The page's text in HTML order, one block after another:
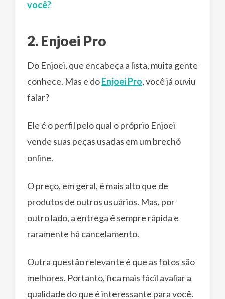
você?
2. Enjoei Pro
Do Enjoei, que encabeça a lista, muita gente
conhece. Mas e doEnjoei Pro, você já ouviu
falar?
Ele é o perfil pelo qual o próprio Enjoei
vende suas peças usadas em um brechó
online.
O preço, em geral, é mais alto que de
produtos de outros usuários. Mas, por
outro lado, a entrega é sempre rápida e
raramente há cancelamento.
Outra questão relevante é que as fotos são
melhores. Portanto, fica mais fácil avaliar a
qualidade do que é interessante para você.